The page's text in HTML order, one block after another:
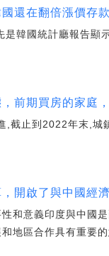
還在翻倍漲價存
是韓國統計廳報告
前期買房的家庭
,截止到2022年末,
開啟了與中國經
和意義印度與中國
地區合作具有重要的